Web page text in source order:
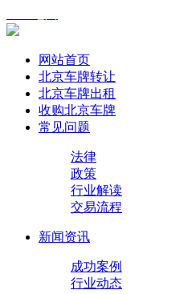
网站首页
北京车牌转让
北京车牌出租
收购北京车牌
常见问题
法律
政策
行业解读
交易流程
新闻资讯
成功案例
行业动态